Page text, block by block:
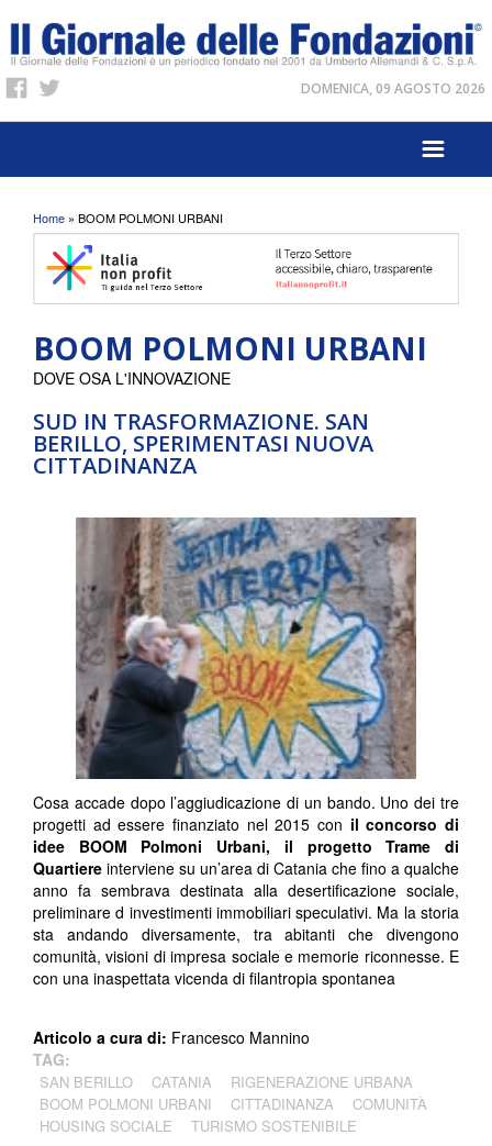
DOMENICA, 09 AGOSTO 2026
Tu sei qui
Home » BOOM POLMONI URBANI
BOOM POLMONI URBANI
SUD IN TRASFORMAZIONE. SAN
BERILLO, SPERIMENTASI NUOVA
CITTADINANZA
DOVE OSA L'INNOVAZIONE
Cosa accade dopo l’aggiudicazione di un bando. Uno dei tre
progetti ad essere finanziato nel 2015 con il concorso di
idee BOOM Polmoni Urbani,
il progetto Trame di
Quartiere interviene su un’area di Catania che fino a qualche
anno fa sembrava destinata alla desertificazione sociale,
preliminare d investimenti immobiliari speculativi. Ma la storia
sta andando diversamente, tra abitanti che divengono
comunità, visioni di impresa sociale e memorie riconnesse. E
con una inaspettata vicenda di filantropia spontanea
Articolo a cura di: Francesco Mannino
TAG:
SAN BERILLO CATANIA
RIGENERAZIONE URBANA
BOOM POLMONI URBANI
CITTADINANZA
COMUNITÀ
HOUSING SOCIALE
TURISMO SOSTENIBILE